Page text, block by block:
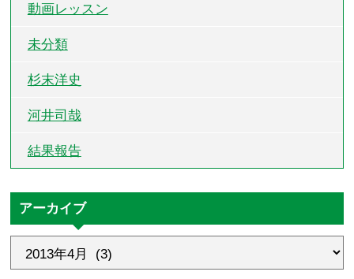
動画レッスン
未分類
杉末洋史
河井司哉
結果報告
アーカイブ